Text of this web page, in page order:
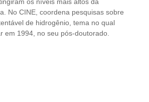
No CINE, coordena pesquisas sobre
de hidrogênio, tema no qual
em 1994, no seu pós-doutorado.